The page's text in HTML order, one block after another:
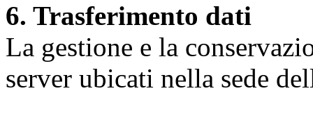
6. Trasferimento dati
La gestione e la
server ubicati nella sede